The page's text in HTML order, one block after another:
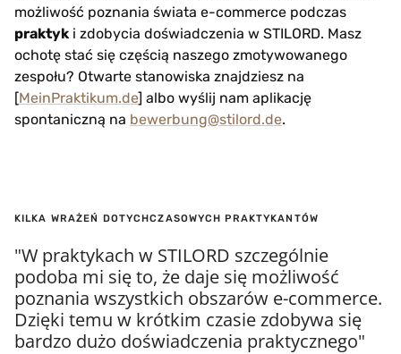
możliwość poznania świata e-commerce podczas
praktyk i zdobycia doświadczenia w STILORD. Masz
ochotę stać się częścią naszego zmotywowanego
zespołu? Otwarte stanowiska znajdziesz na
[MeinPraktikum.de] albo wyślij nam aplikację
spontaniczną na bewerbung@stilord.de.
KILKA WRAŻEŃ DOTYCHCZASOWYCH PRAKTYKANTÓW
"W praktykach w STILORD szczególnie
podoba mi się to, że daje się możliwość
poznania wszystkich obszarów e-commerce.
Dzięki temu w krótkim czasie zdobywa się
bardzo dużo doświadczenia praktycznego"